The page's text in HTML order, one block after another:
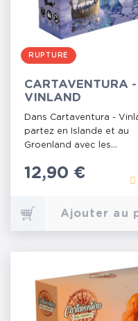
RUPTURE
CARTAVENTURA -
VINLAND
Dans Cartaventura -
partez en Islande et au
Groenland avec les...
Prix
12,90 €
Ajouter au